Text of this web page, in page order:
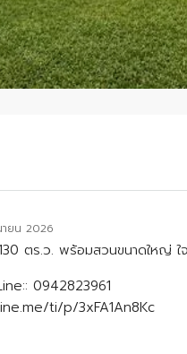
ยน 2026
130 ตร.ว. พร้อมสวนขนาดใหญ่
0942823961
ti/p/3xFA1An8Kc